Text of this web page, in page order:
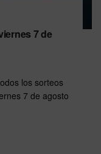
7 de
los sorteos
7 de agosto